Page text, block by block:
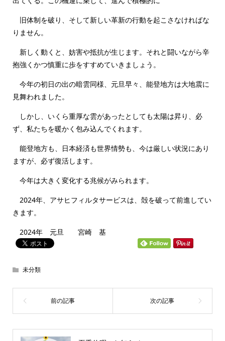
旧体制を破り、そして新しい革新の行動を起こさなければな
りません。
新しく動くと、妨害や抵抗が生じます。それと闘いながら辛
抱強くかつ慎重に歩をすすめていきましょう。
今年の初日の出の暗雲同様、元旦早々、能登地方は大地震に
見舞われました。
しかし、いくら重厚な雲があったとしても太陽は昇り、必
ず、私たちを暖かく包み込んでくれます。
能登地方も、日本経済も世界情勢も、今は厳しい状況にあり
ますが、必ず復活します。
今年は大きく変化する兆候がみられます。
2024年、アサヒフィルタサービスは、殻を破って前進してい
きます。
2024年 元旦 宮崎 基
未分類